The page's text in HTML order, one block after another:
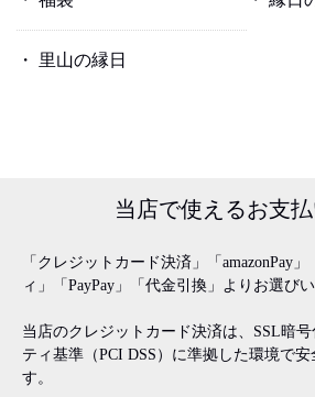
里山の縁日
当店で使えるお支
「クレジットカード決済」「amazonPay」
ィ」「PayPay」「代金引換」よりお選び
当店のクレジットカード決済は、SSL暗
ティ基準（PCI DSS）に準拠した環境で
す。